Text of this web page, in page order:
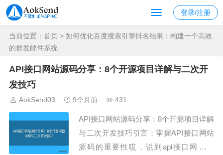
登录/注册
当前位置： 首页 > 如何优化百度搜索引擎排名结果：构建一个高效
的群发邮件系统
API接口网站源码分享：8个开源项目详解与二次开
发技巧
AokSend03 9个月前 431
API接口网站源码分享：8个开源项目详解
与二次开发技巧引言：掌握API接口网站
源码的重要性哎，说到api接口网站源